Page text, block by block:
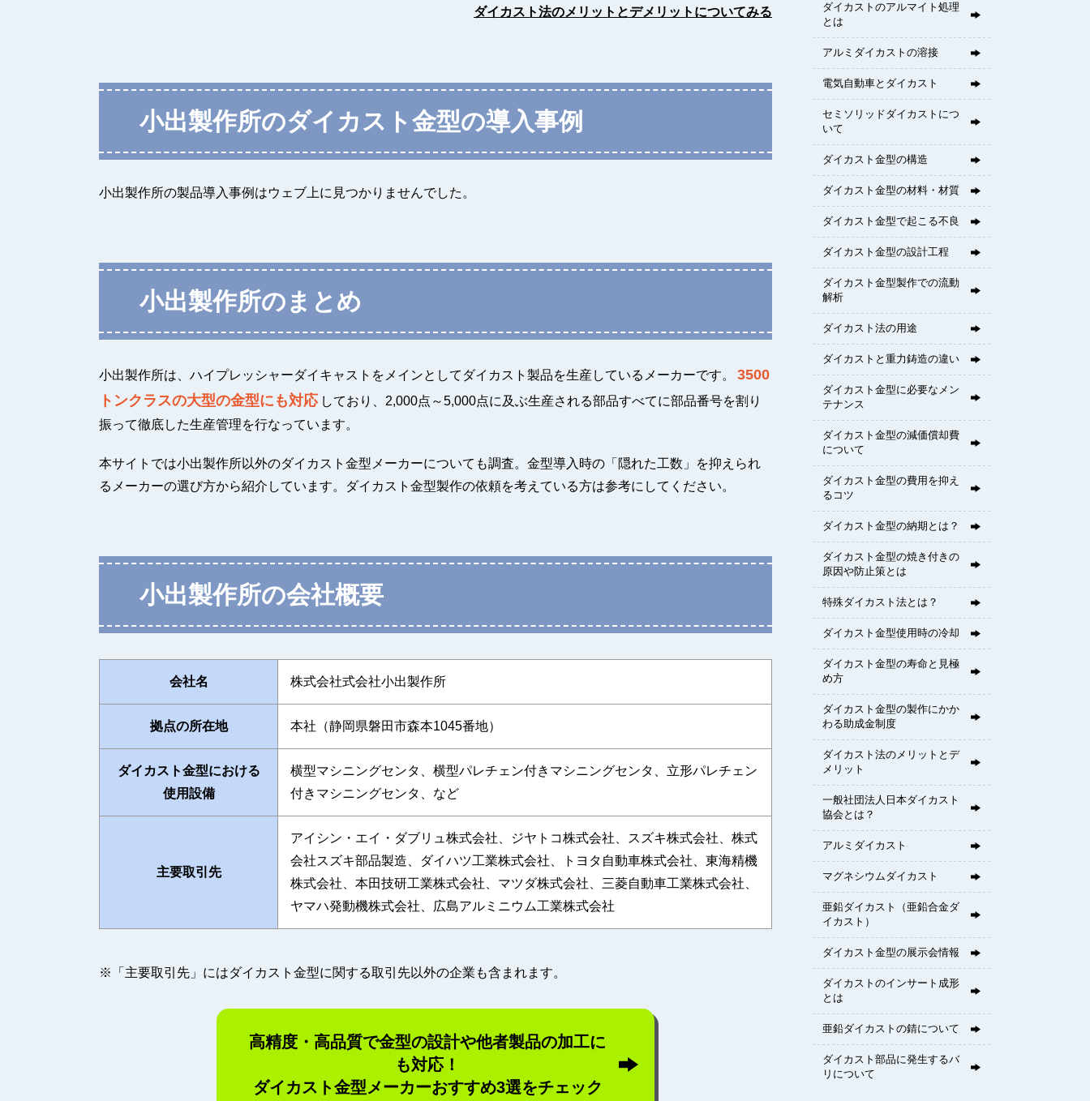
ダイカスト法のメリットとデメリットについてみる
小出製作所のダイカスト金型の導入事例
小出製作所の製品導入事例はウェブ上に見つかりませんでした。
小出製作所のまとめ
小出製作所は、ハイプレッシャーダイキャストをメインとしてダイカスト製品を生産しているメーカーです。
3500
トンクラスの大型の金型にも対応 しており、2,000点～5,000点に及ぶ生産される部品すべてに部品番号を割り
振って徹底した生産管理を行なっています。
本サイトでは小出製作所以外のダイカスト金型メーカーについても調査。金型導入時の「隠れた工数」を抑えられ
るメーカーの選び方から紹介しています。ダイカスト金型製作の依頼を考えている方は参考にしてください。
小出製作所の会社概要
会社名 株式会社式会社小出製作所
拠点の所在地 本社（静岡県磐田市森本1045番地）
ダイカスト金型における
使用設備
横型マシニングセンタ、横型パレチェン付きマシニングセンタ、立形パレチェン
付きマシニングセンタ、など
主要取引先
アイシン・エイ・ダブリュ株式会社、ジヤトコ株式会社、スズキ株式会社、株式
会社スズキ部品製造、ダイハツ工業株式会社、トヨタ自動車株式会社、東海精機
株式会社、本田技研工業株式会社、マツダ株式会社、三菱自動車工業株式会社、
ヤマハ発動機株式会社、広島アルミニウム工業株式会社
※「主要取引先」にはダイカスト金型に関する取引先以外の企業も含まれます。
高精度・高品質で金型の設計や他者製品の加工に
も対応！
ダイカスト金型メーカーおすすめ3選をチェック
ダイカストのアルマイト処理
とは
アルミダイカストの溶接
電気自動車とダイカスト
セミソリッドダイカストにつ
いて
ダイカスト金型の構造
ダイカスト金型の材料・材質
ダイカスト金型で起こる不良
ダイカスト金型の設計工程
ダイカスト金型製作での流動
解析
ダイカスト法の用途
ダイカストと重力鋳造の違い
ダイカスト金型に必要なメン
テナンス
ダイカスト金型の減価償却費
について
ダイカスト金型の費用を抑え
るコツ
ダイカスト金型の納期とは？
ダイカスト金型の焼き付きの
原因や防止策とは
特殊ダイカスト法とは？
ダイカスト金型使用時の冷却
ダイカスト金型の寿命と見極
め方
ダイカスト金型の製作にかか
わる助成金制度
ダイカスト法のメリットとデ
メリット
一般社団法人 日本ダイカスト
協会とは？
アルミダイカスト
マグネシウムダイカスト
亜鉛ダイカスト（亜鉛合金ダ
イカスト）
ダイカスト金型の展示会情報
ダイカストのインサート成形
とは
亜鉛ダイカストの錆について
ダイカスト部品に発生するバ
リについて